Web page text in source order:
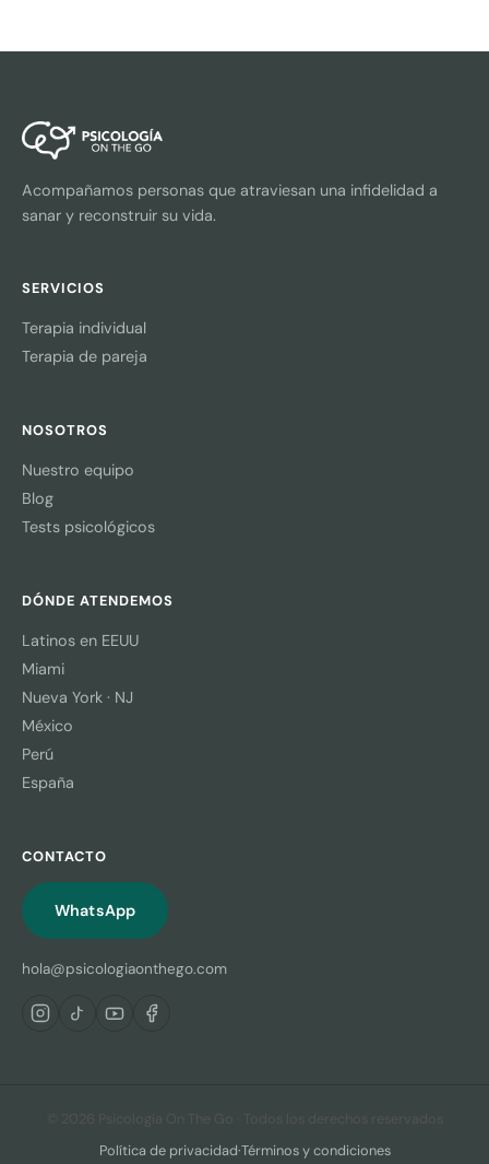
Acompañamos personas que atraviesan una infidelidad a
sanar y reconstruir su vida.
SERVICIOS
Terapia individual
Terapia de pareja
NOSOTROS
Nuestro equipo
Blog
Tests psicológicos
DÓNDE ATENDEMOS
Latinos en EEUU
Miami
Nueva York · NJ
México
Perú
España
CONTACTO
WhatsApp
hola@psicologiaonthego.com
© 2026 Psicología On The Go · Todos los derechos reservados
Política de privacidad·Términos y condiciones